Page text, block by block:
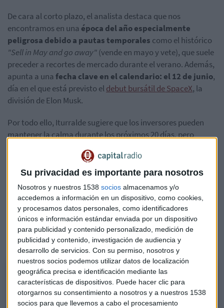
Su privacidad es importante para nosotros
Nosotros y nuestros 1538 socios almacenamos y/o
accedemos a información en un dispositivo, como cookies,
y procesamos datos personales, como identificadores
únicos e información estándar enviada por un dispositivo
para publicidad y contenido personalizado, medición de
publicidad y contenido, investigación de audiencia y
desarrollo de servicios. Con su permiso, nosotros y
nuestros socios podemos utilizar datos de localización
geográfica precisa e identificación mediante las
características de dispositivos. Puede hacer clic para
otorgarnos su consentimiento a nosotros y a nuestros 1538
socios para que llevemos a cabo el procesamiento
De cara al corto plazo, el analista destaca que nos
encontramos en una época del año especialmente
peligrosa debido a pautas temporales como el histórico
"Sell in May and go away"(vende en mayo y vete), que suele
preceder a recortes de mercado durante el verano. Además,
apunta a una fecha clave en el calendario: el 12 de junio,
día en el que está previsto eldebut bursátil de SpaceX, la
división de Elon Musk.
Por todo ello, Iturralde sugiere que los inversores pueden
mantener la calma durante los próximos 20 días, pero
para evitar riesgos. Además, aconseja mantener el
foco en el sector tecnológico estadounidense y prestar más
atención al sentimiento del mercado que al "ruido"
mediático sobre los rendimientos de la renta fija.
Escucha aquí el consultorio completo donde ha analizado
los títulos dePuig, Acciona, ASML, Naturgy, Palantir o
McDonalds , entre otros.
Consultorio de bolsa con Alberto Iturralde
El analista independiente revisa los títulos de ASML, Siemens, Logista,
Puig, Técnicas Reunidas y CaixaBank, entre otros